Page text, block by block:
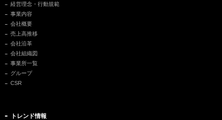
経営理念・行動規範
事業内容
会社概要
売上高推移
会社沿革
会社組織図
事業所一覧
グループ
CSR
トレンド情報